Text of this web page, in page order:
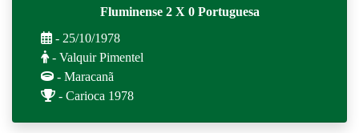
Fluminense 2 X 0 Portuguesa
- 25/10/1978
- Valquir Pimentel
- Maracanã
- Carioca 1978